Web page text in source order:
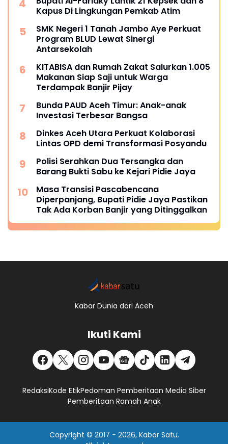
Kapus Di Lingkungan Pemkab Atim
SMK Negeri 1 Tanah Jambo Aye Perkuat
Program BLUD Lewat Sinergi
Antarsekolah
KITABISA dan Rumah Zakat Salurkan 1.005
Makanan Siap Saji untuk Warga
Terdampak Banjir Pijay
Bunda PAUD Aceh Timur: Anak-anak
Investasi Terbesar Bangsa
Dinkes Aceh Utara Perkuat Kolaborasi
Lintas OPD demi Transformasi Posyandu
Polisi Serahkan Dua Tersangka dan
Barang Bukti Sabu ke Kejari Pidie Jaya
Masa Transisi Pascabencana
Diperpanjang, Bupati Pidie Jaya Pastikan
Tak Ada Korban Banjir yang Ditinggalkan
Kabar Dunia dari Aceh
Ikuti Kami
RedaksiKode EtikPedoman Pemberitaan Media Siber
Pemberitaan Ramah Anak
Copyright © 2017 - 2026, Kabar Satu.